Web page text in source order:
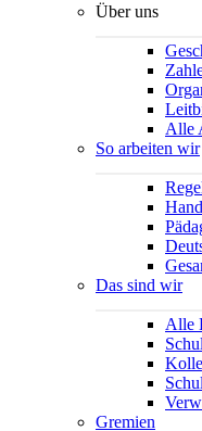
Über uns
Alle
So arbeiten wir
Das sind wir
Alle
Gremien